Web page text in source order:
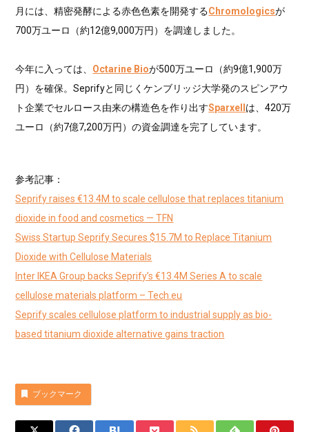
月には、精密発酵による赤色色素を開発するChromologicsが
700万ユーロ（約12億9,000万円）を調達しました。
今年に入っては、 Octarine Bioが500万ユーロ（約9億1,900万
円）を確保。Seprifyと同じくケンブリッジ大学発のスピンアウ
ト企業でセルロース由来の構造色を作り出すSparxell は、420万
ユーロ（約7億7,200万円）の資金調達を完了しています。
参考記事：
Seprify raises €13.4M to scale cellulose that replaces titanium
dioxide in food and cosmetics — TFN
Swiss Startup Seprify Secures $15.7M to Replace Titanium
Dioxide with Cellulose Materials
Inter IKEA Group backs Seprify’s €13.4M Series A to scale
cellulose materials platform – Tech.eu
Seprify scales cellulose platform to industrial supply as bio-
based titanium dioxide alternative gains traction
ブックマーク